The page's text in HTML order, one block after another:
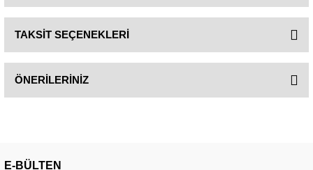
TAKSİT SEÇENEKLERİ
ÖNERİLERİNİZ
E-BÜLTEN